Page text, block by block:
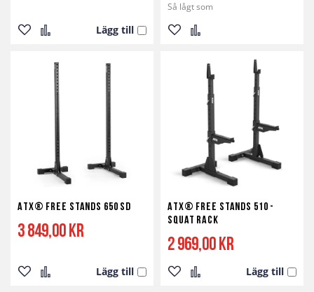
Lägg till
Lägg
önskelista
Lägg
till
jämför
Så lågt som
Lägg
önskelista
Lägg
jämför
ATX® Free Stands 650 SD
3 849,00 kr
Lägg till
Lägg Lägg
ATX® Free Stands 510 -
Squat rack
2 969,00 kr
Lägg till
Lägg Lägg